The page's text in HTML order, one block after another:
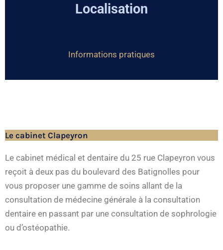
Localisation
Informations pratiques
Le cabinet Clapeyron
Le cabinet médical et dentaire du 25 rue Clapeyron vous
reçoit à deux pas du boulevard des Batignolles pour
vous proposer une gamme de soins allant de la
consultation de médecine générale à la consultation
dentaire en passant par une consultation de sophrologie
ou d’ostéopathie.